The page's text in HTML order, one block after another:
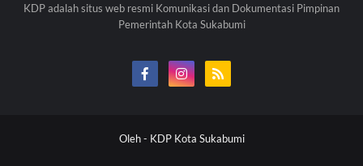
KDP adalah situs web resmi Komunikasi dan Dokumentasi Pimpinan
Pemerintah Kota Sukabumi
Oleh - KDP Kota Sukabumi